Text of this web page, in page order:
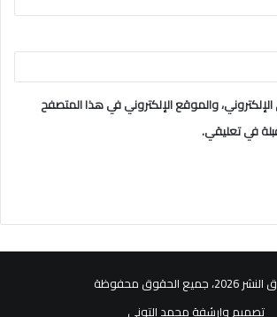
والموقع الإلكتروني في هذا المتصفح
في تعليقي.
الحقوق محفوظة
تصميم وارشفة محمد التوني